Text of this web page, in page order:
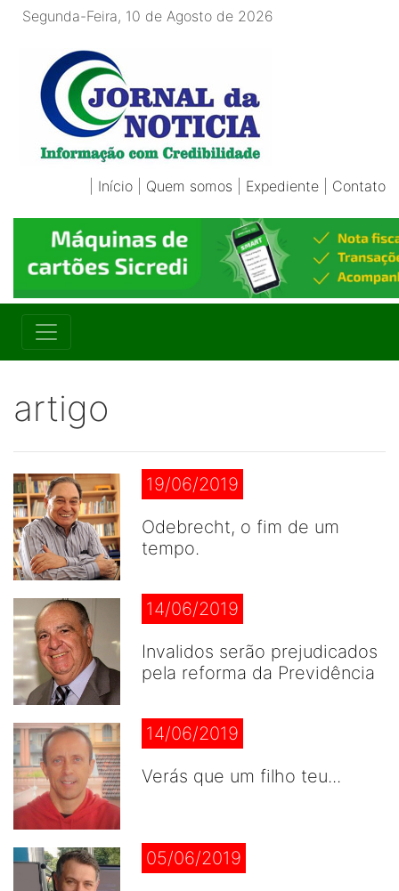
Segunda-Feira, 10 de Agosto de 2026
Início Quem somos Expediente Contato
artigo
19/06/2019
Odebrecht, o fim de um
tempo.
14/06/2019
Invalidos serão prejudicados
pela reforma da Previdência
14/06/2019
Verás que um filho teu...
05/06/2019